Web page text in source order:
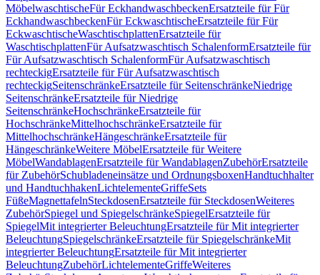
MöbelwaschtischeFür EckhandwaschbeckenErsatzteile für Für
EckhandwaschbeckenFür EckwaschtischeErsatzteile für Für
EckwaschtischeWaschtischplattenErsatzteile für
WaschtischplattenFür Aufsatzwaschtisch SchalenformErsatzteile für
Für Aufsatzwaschtisch SchalenformFür Aufsatzwaschtisch
rechteckigErsatzteile für Für Aufsatzwaschtisch
rechteckigSeitenschränkeErsatzteile für SeitenschränkeNiedrige
SeitenschränkeErsatzteile für Niedrige
SeitenschränkeHochschränkeErsatzteile für
HochschränkeMittelhochschränkeErsatzteile für
MittelhochschränkeHängeschränkeErsatzteile für
HängeschränkeWeitere MöbelErsatzteile für Weitere
MöbelWandablagenErsatzteile für WandablagenZubehörErsatzteile
für ZubehörSchubladeneinsätze und OrdnungsboxenHandtuchhalter
und HandtuchhakenLichtelementeGriffeSets
FüßeMagnettafelnSteckdosenErsatzteile für SteckdosenWeiteres
ZubehörSpiegel und SpiegelschränkeSpiegelErsatzteile für
SpiegelMit integrierter BeleuchtungErsatzteile für Mit integrierter
BeleuchtungSpiegelschränkeErsatzteile für SpiegelschränkeMit
integrierter BeleuchtungErsatzteile für Mit integrierter
BeleuchtungZubehörLichtelementeGriffeWeiteres